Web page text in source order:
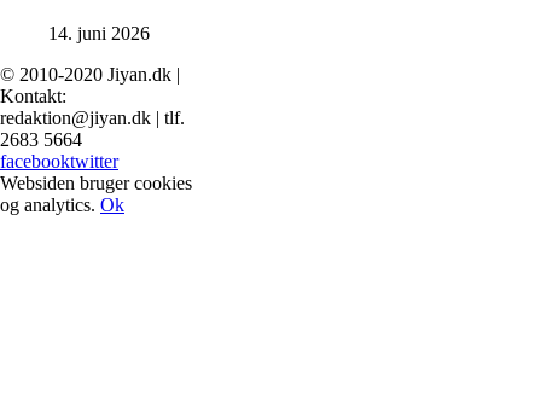
14. juni 2026
© 2010-2020 Jiyan.dk |
Kontakt:
redaktion@jiyan.dk | tlf.
2683 5664
facebooktwitter
Websiden bruger cookies
og analytics. Ok